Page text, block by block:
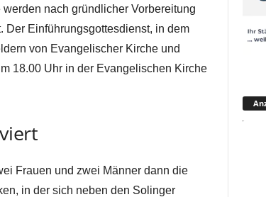
nach gründlicher Vorbereitung
Der Einführungsgottesdienst, in dem
von Evangelischer Kirche und
18.00 Uhr in der Evangelischen Kirche
Frauen und zwei Männer dann die
in der sich neben den Solinger